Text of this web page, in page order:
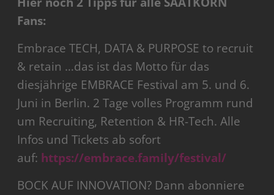
Fans:
Embrace TECH, DATA & PURPOSE to recruit
& retain …das ist das Motto für das
diesjährige EMBRACE Festival am 5. und 6.
Juni in Berlin. 2 Tage volles Programm rund
um Recruiting, Retention & HR-Tech. Alle
Infos und Tickets ab sofort
auf: https://embrace.family/festival/
BOCK AUF INNOVATION? Dann abonniere